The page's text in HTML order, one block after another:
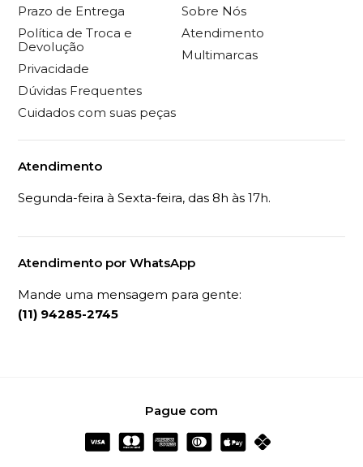
Prazo de Entrega
Política de Troca e
Devolução
Privacidade
Dúvidas Frequentes
Cuidados com suas peças
Sobre Nós
Atendimento
Multimarcas
Atendimento
Segunda-feira à Sexta-feira, das 8h às 17h.
Atendimento por WhatsApp
Mande uma mensagem para gente:
(11) 94285-2745
Pague com